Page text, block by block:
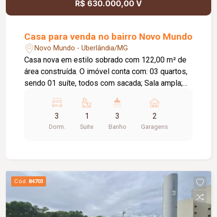
R$ 630.000,00 V
Casa para venda no bairro Novo Mundo
Novo Mundo - Uberlândia/MG
Casa nova em estilo sobrado com 122,00 m² de
área construída. O imóvel conta com: 03 quartos,
sendo 01 suíte, todos com sacada; Sala ampla;
Lavanderia independente; Depósito; Área
gourmet com churrasqueira revestida em
porcelanato; 03 vagas de garagem; Diferenciais:
123 cm; Rodapé embutido de 15 cm; Esquadrias
em alumínio; Forro de madeira nas sacadas;
Nichos nos banheiros com iluminação em LED;
Cubas esculpidas; Espelhos instalados nos
3
Dorm.
1
Suite
3
Banho
2
Garagens
Cód. 84703